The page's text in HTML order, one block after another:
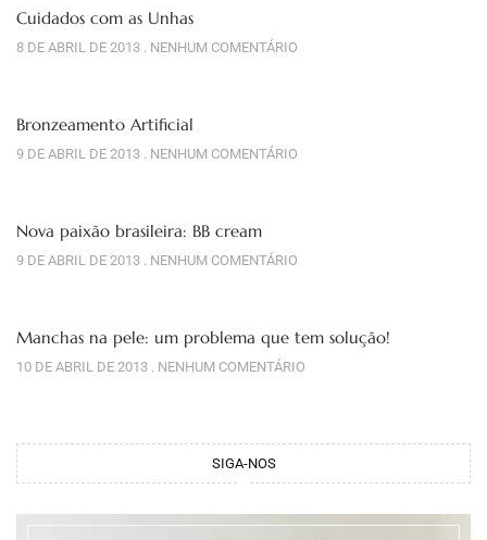
Cuidados com as Unhas
8 DE ABRIL DE 2013 NENHUM COMENTÁRIO
Bronzeamento Artificial
9 DE ABRIL DE 2013 NENHUM COMENTÁRIO
Nova paixão brasileira: BB cream
9 DE ABRIL DE 2013 NENHUM COMENTÁRIO
Manchas na pele: um problema que tem solução!
10 DE ABRIL DE 2013 NENHUM COMENTÁRIO
SIGA-NOS